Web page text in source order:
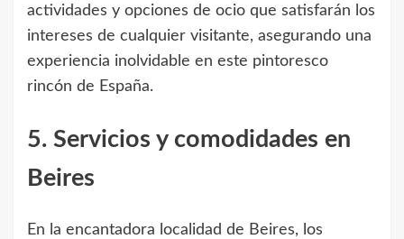
actividades y opciones de ocio que satisfarán los
intereses de cualquier visitante, asegurando una
experiencia inolvidable en este pintoresco
rincón de España.
5. Servicios y comodidades en
Beires
En la encantadora localidad de Beires, los